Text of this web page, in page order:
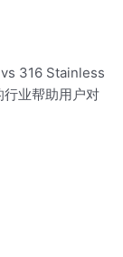
316 Stainless
业帮助用户对